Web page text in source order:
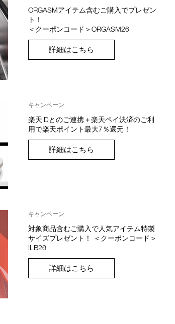
ORGASMアイテム含むご購入でプレゼン
ト！
＜クーポンコード＞ORGASM26
詳細はこちら
キャンペーン
楽天IDとのご連携＋楽天ペイ決済のご利
用で楽天ポイント最大7％還元！
詳細はこちら
キャンペーン
対象商品含むご購入で人気アイテム特製
サイズプレゼント！ ＜クーポンコード＞
ILB26
詳細はこちら